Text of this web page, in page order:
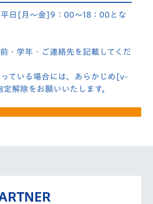
平日[月～金]9：00～18：00とな
・学年・ご連絡先を記載してくだ
っている場合には、あらかじめ[v-
解除をお願いいたします。